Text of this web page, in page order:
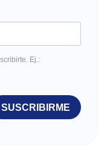
Ej.:
SUSCRIBIRME